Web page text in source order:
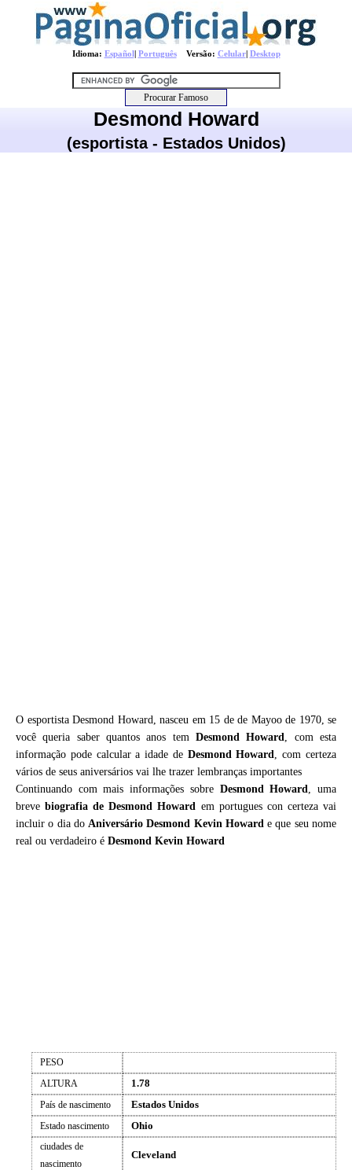
Idioma: Español| PortuguêsVersão: Celular| Desktop
Desmond Howard
(esportista - Estados Unidos)
O esportista Desmond Howard, nasceu em 15 de de Mayoo de 1970, se
você queria saber quantos anos tem Desmond Howard, com esta
informação pode calcular a idade de Desmond Howard, com certeza
vários de seus aniversários vai lhe trazer lembranças importantes
Continuando com mais informações sobre Desmond Howard, uma
brevebiografia deDesmond Howard em portugues con certeza vai
incluir o dia doAniversário Desmond Kevin Howarde que seu nome
real ou verdadeiro é Desmond Kevin Howard
PESO
ALTURA
1.78
País de nascimento Estados Unidos
Estado nascimento Ohio
ciudades de
nascimento
Cleveland